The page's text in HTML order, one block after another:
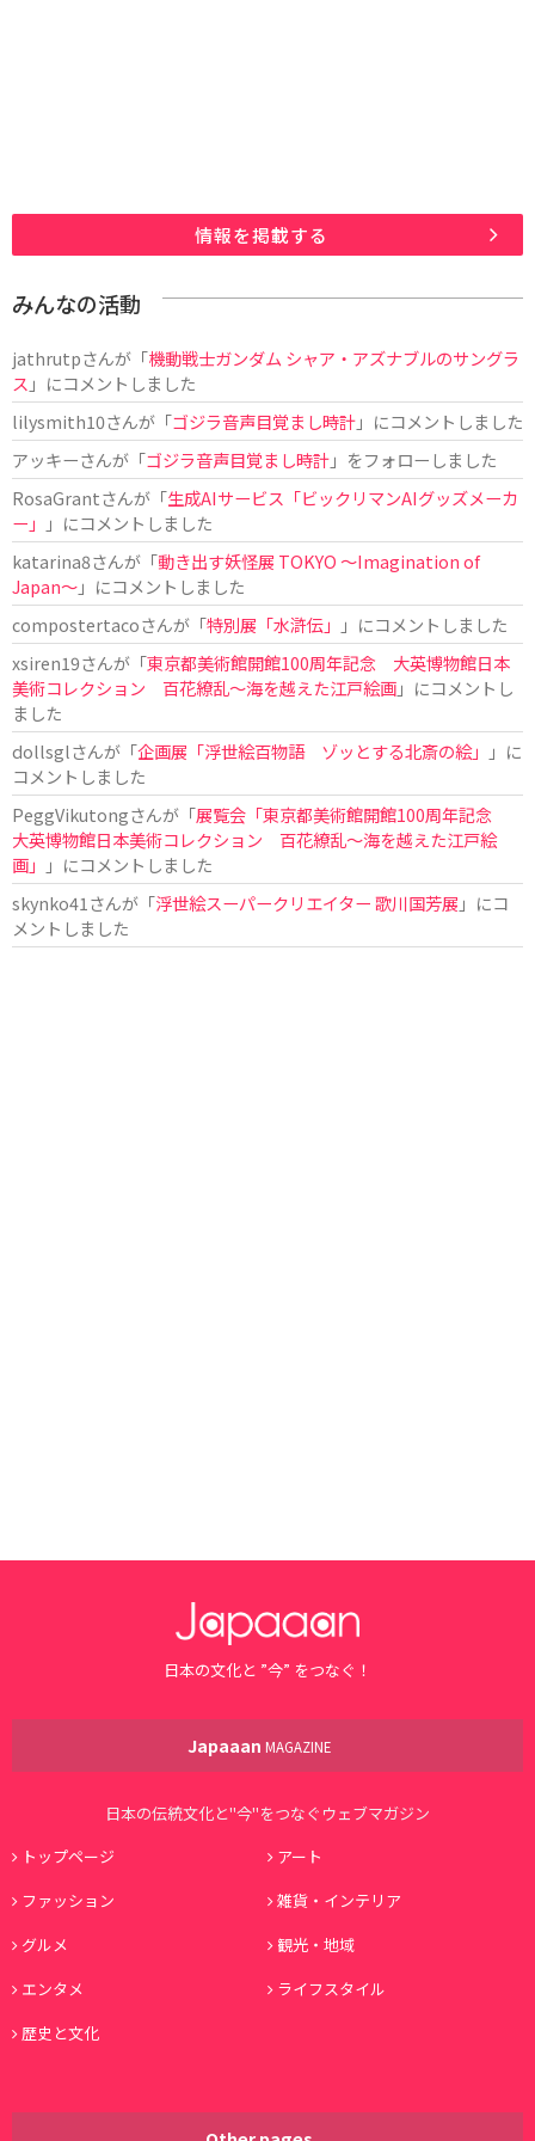
情報を掲載する
みんなの活動
jathrutpさんが「機動戦士ガンダム シャア・アズナブルのサングラ
ス 」にコメントしました
lilysmith10さんが「ゴジラ音声目覚まし時計」にコメントしました
アッキーさんが「ゴジラ音声目覚まし時計」をフォローしました
RosaGrantさんが「生成AIサービス「ビックリマンAIグッズメーカ
ー」
」にコメントしました
katarina8さんが「動き出す妖怪展 TOKYO 〜Imagination of
Japan〜」にコメントしました
compostertacoさんが「特別展「水滸伝」
」にコメントしました
xsiren19さんが「東京都美術館開館100周年記念 大英博物館日本
美術コレクション 百花繚乱～海を越えた江戸絵画」にコメントし
ました
dollsglさんが「企画展「浮世絵百物語 ゾッとする北斎の絵」
」に
コメントしました
PeggVikutongさんが「展覧会「東京都美術館開館100周年記念
大英博物館日本美術コレクション 百花繚乱〜海を越えた江戸絵
画」
」にコメントしました
skynko41 さんが「浮世絵スーパークリエイター 歌川国芳展 」にコ
メントしました
日本の文化と ”今” をつなぐ！
Japaaan MAGAZINE
日本の伝統文化と"今"をつなぐウェブマガジン
トップページ
アート
ファッション
雑貨・インテリア
グルメ
観光・地域
エンタメ
ライフスタイル
歴史と文化